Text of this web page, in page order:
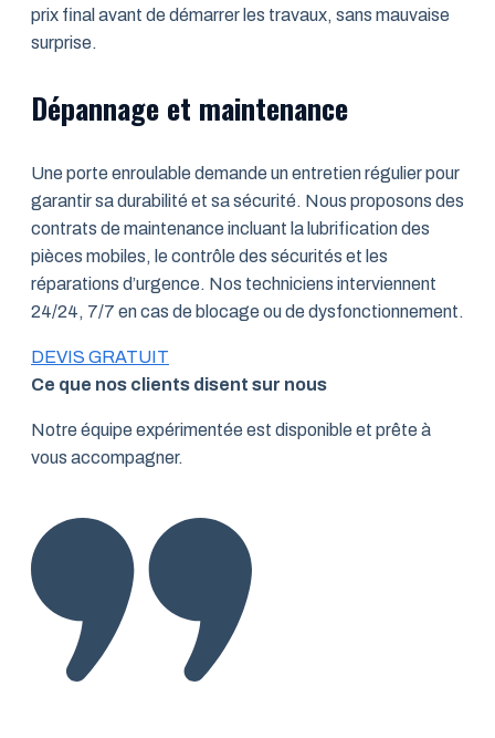
prix final avant de démarrer les travaux, sans mauvaise
surprise.
Dépannage et maintenance
Une porte enroulable demande un entretien régulier pour
garantir sa durabilité et sa sécurité. Nous proposons des
contrats de maintenance incluant la lubrification des
pièces mobiles, le contrôle des sécurités et les
réparations d’urgence. Nos techniciens interviennent
24/24, 7/7 en cas de blocage ou de dysfonctionnement.
DEVIS GRATUIT
Ce que nos clients disent sur nous
Notre équipe expérimentée est disponible et prête à
vous accompagner.